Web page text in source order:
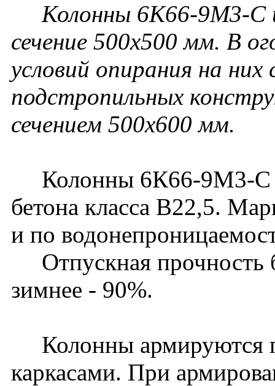
Колонны 6К66-9М3-С
сечение 500х500 мм. В
условий опирания на
подстропильных
сечением 500х600 мм.
Колонны 6К66-9М3-С
бетона класса В22,5.
и по
Отпускная прочность
зимнее - 90%.
Колонны армируются
каркасами. При